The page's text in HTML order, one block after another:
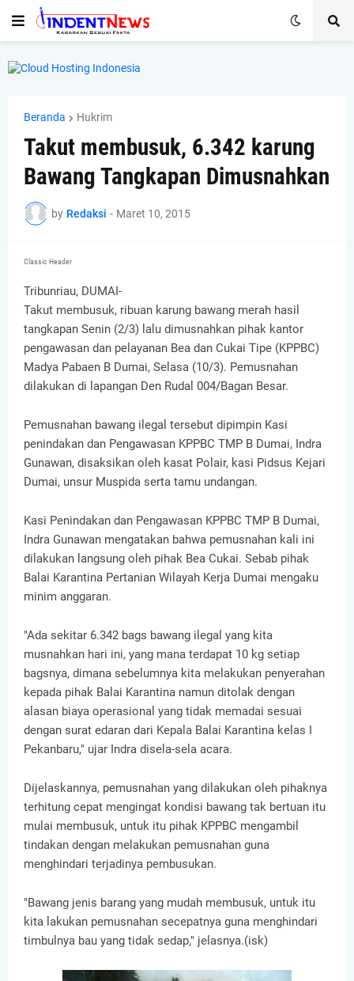
Beranda Hukrim
Takut membusuk, 6.342 karung
Bawang Tangkapan Dimusnahkan
by Redaksi - Maret 10, 2015
Classic Header
Tribunriau, DUMAI-
Takut membusuk, ribuan karung bawang merah hasil
tangkapan Senin (2/3) lalu dimusnahkan pihak kantor
pengawasan dan pelayanan Bea dan Cukai Tipe (KPPBC)
Madya Pabaen B Dumai, Selasa (10/3). Pemusnahan
dilakukan di lapangan Den Rudal 004/Bagan Besar.
Pemusnahan bawang ilegal tersebut dipimpin Kasi
penindakan dan Pengawasan KPPBC TMP B Dumai, Indra
Gunawan, disaksikan oleh kasat Polair, kasi Pidsus Kejari
Dumai, unsur Muspida serta tamu undangan.
Kasi Penindakan dan Pengawasan KPPBC TMP B Dumai,
Indra Gunawan mengatakan bahwa pemusnahan kali ini
dilakukan langsung oleh pihak Bea Cukai. Sebab pihak
Balai Karantina Pertanian Wilayah Kerja Dumai mengaku
minim anggaran.
"Ada sekitar 6.342 bags bawang ilegal yang kita
musnahkan hari ini, yang mana terdapat 10 kg setiap
bagsnya, dimana sebelumnya kita melakukan penyerahan
kepada pihak Balai Karantina namun ditolak dengan
alasan biaya operasional yang tidak memadai sesuai
dengan surat edaran dari Kepala Balai Karantina kelas I
Pekanbaru," ujar Indra disela-sela acara.
Dijelaskannya, pemusnahan yang dilakukan oleh pihaknya
terhitung cepat mengingat kondisi bawang tak bertuan itu
mulai membusuk, untuk itu pihak KPPBC mengambil
tindakan dengan melakukan pemusnahan guna
menghindari terjadinya pembusukan.
"Bawang jenis barang yang mudah membusuk, untuk itu
kita lakukan pemusnahan secepatnya guna menghindari
timbulnya bau yang tidak sedap," jelasnya.(isk)